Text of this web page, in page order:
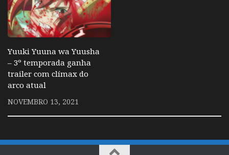
Yuuki Yuuna wa Yuusha
– 3º temporada ganha
trailer com clímax do
arco atual
NOVEMBRO 13, 2021